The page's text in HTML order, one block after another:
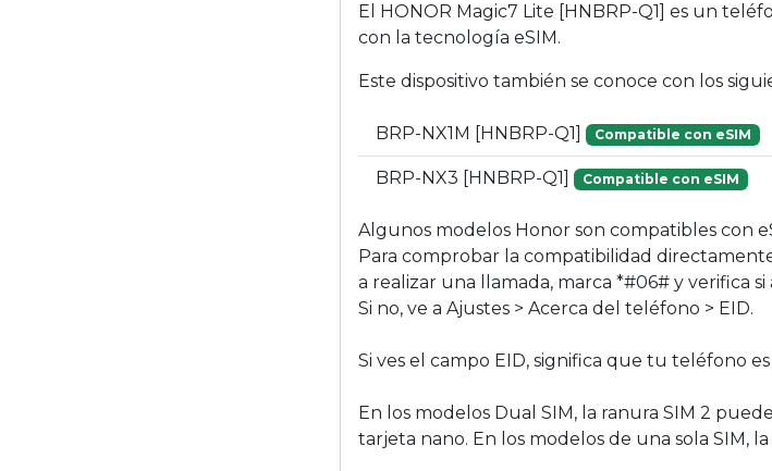
El HONOR Magic7 Lite [HNBRP-Q1] es un
con la tecnología eSIM.
Este dispositivo también se conoce con los
BRP-NX1M [HNBRP-Q1] Compatible con eSIM
BRP-NX3 [HNBRP-Q1] Compatible con eSIM
Algunos modelos Honor son compatibles con
Para comprobar la compatibilidad
a realizar una llamada, marca *#06# y verifica
Si no, ve a Ajustes > Acerca del teléfono > EID.
Si ves el campo EID, significa que tu teléfono
En los modelos Dual SIM, la ranura SIM 2
tarjeta nano. En los modelos de una sola SIM,